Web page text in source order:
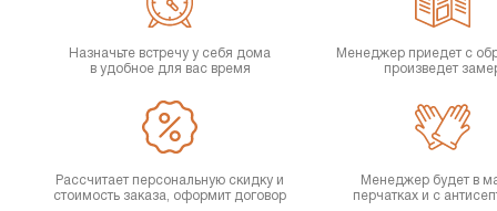
Назначьте встречу у себя дома
в удобное для вас время
Менеджер приедет с
произведет
Рассчитает персональную скидку и
стоимость заказа, оформит договор
Менеджер будет в
перчатках и с